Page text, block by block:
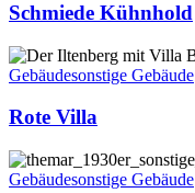
Schmiede Kühnhold
Rote
Villa
Gebäudesonstige Gebäude
Rote Villa
Reichsarbeitsdienst
Gebäudesonstige Gebäude